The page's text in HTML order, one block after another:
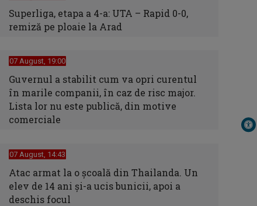
Superliga, etapa a 4-a: UTA – Rapid 0-0,
remiză pe ploaie la Arad
07 August, 19:00
Guvernul a stabilit cum va opri curentul
în marile companii, în caz de risc major.
Lista lor nu este publică, din motive
comerciale
07 August, 14:43
Atac armat la o școală din Thailanda. Un
elev de 14 ani și-a ucis bunicii, apoi a
deschis focul